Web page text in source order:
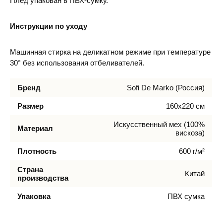
Инструкции по уходу
Машинная стирка на деликатном режиме при температуре
30° без использования отбеливателей.
Бренд Sofi De Marko (Россия)
Размер 160х220 см
Материал
Искусcтвенный мех (100%
вискоза)
Плотность 600 г/м²
Страна
производства
Китай
Упаковка ПВХ сумка